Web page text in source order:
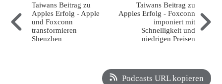
Taiwans Beitrag zu
Apples Erfolg - Apple
und Foxconn
transformieren
Shenzhen
Taiwans Beitrag zu
Apples Erfolg - Foxconn
imponiert mit
Schnelligkeit und
niedrigen Preisen
Podcasts URL kopieren